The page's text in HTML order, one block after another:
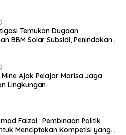
Temukan Dugaan
BBM Solar Subsidi, Penindakan
Mine Ajak Pelajar Marisa Jaga
Lingkungan
Faizal : Pembinaan Politik
Menciptakan Kompetisi yang